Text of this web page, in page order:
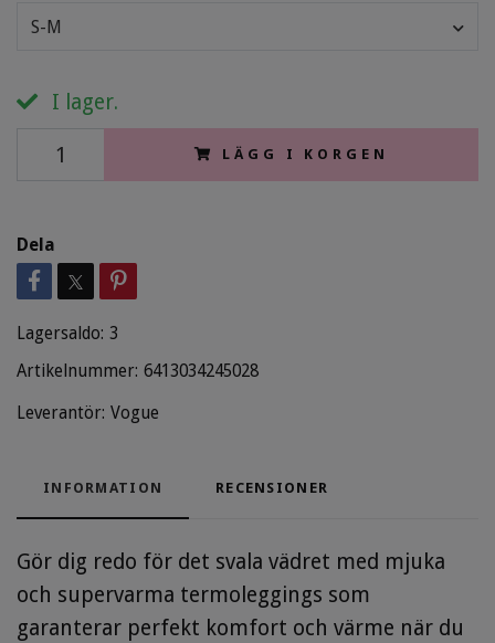
S-M
I lager.
LÄGG I KORGEN
Dela
Lagersaldo: 3
Artikelnummer: 6413034245028
Leverantör: Vogue
INFORMATION RECENSIONER
Gör dig redo för det svala vädret med mjuka
och supervarma termoleggings som
garanterar perfekt komfort och värme när du